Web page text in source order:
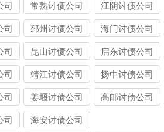
司 常熟讨债公司 江阴讨债公司
司 邳州讨债公司 海门讨债公司
司 昆山讨债公司 启东讨债公司
司 靖江讨债公司 扬中讨债公司
司 姜堰讨债公司 高邮讨债公司
司 海安讨债公司